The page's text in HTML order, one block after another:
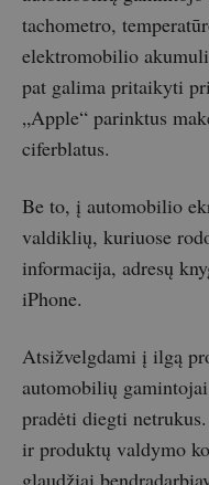
tachometro,
elektromobilio
pat galima pritaikyti
„Apple“ parinktus
ciferblatus.
Be to, į automobilio
valdiklių, kuriuose
informacija, adresų
iPhone.
Atsižvelgdami į ilgą
automobilių
pradėti diegti
ir produktų valdymo
glaudžiai